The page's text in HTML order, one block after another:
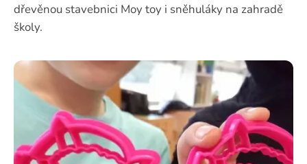
dřevěnou stavebnici Moy toy i sněhuláky na zahradě
školy.